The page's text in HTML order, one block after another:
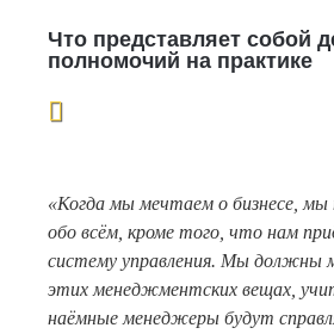
Что представляет собой
полномочий на практике
«Когда мы мечтаем о бизнесе,
обо всём, кроме того, что нам
систему управления. Мы должны
этих менеджментских вещах,
наёмные менеджеры будут